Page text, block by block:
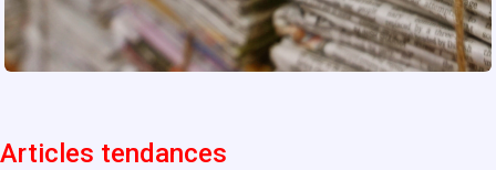
Articles tendances